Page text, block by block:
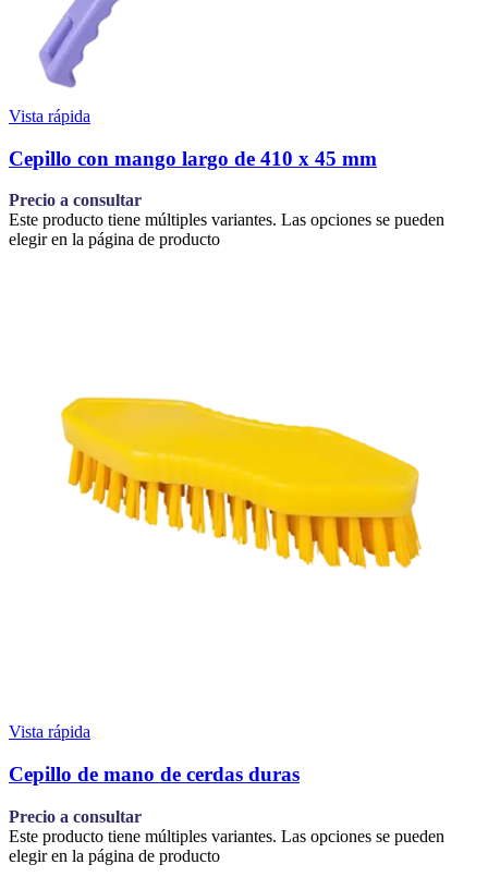
Vista rápida
Cepillo con mango largo de 410 x 45 mm
Precio a consultar
Este producto tiene múltiples variantes. Las opciones se pueden
elegir en la página de producto
Vista rápida
Cepillo de mano de cerdas duras
Precio a consultar
Este producto tiene múltiples variantes. Las opciones se pueden
elegir en la página de producto